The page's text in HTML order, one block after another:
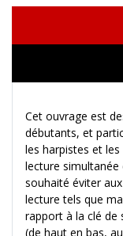
Cet ouvrage est
débutants, et
les harpistes et
lecture simultanée
souhaité éviter
lecture tels que
rapport à la clé de
(de haut en bas,